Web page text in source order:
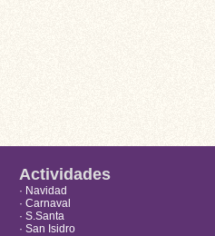
Actividades
· Navidad
· Carnaval
· S.Santa
· San Isidro